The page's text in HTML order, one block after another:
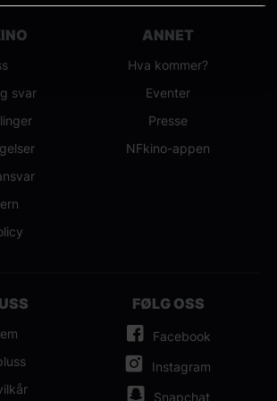
svar
ANNET
Hva kommer?
Eventer
Presse
NFkino-appen
FØLG OSS
Facebook
Instagram
Snapchat